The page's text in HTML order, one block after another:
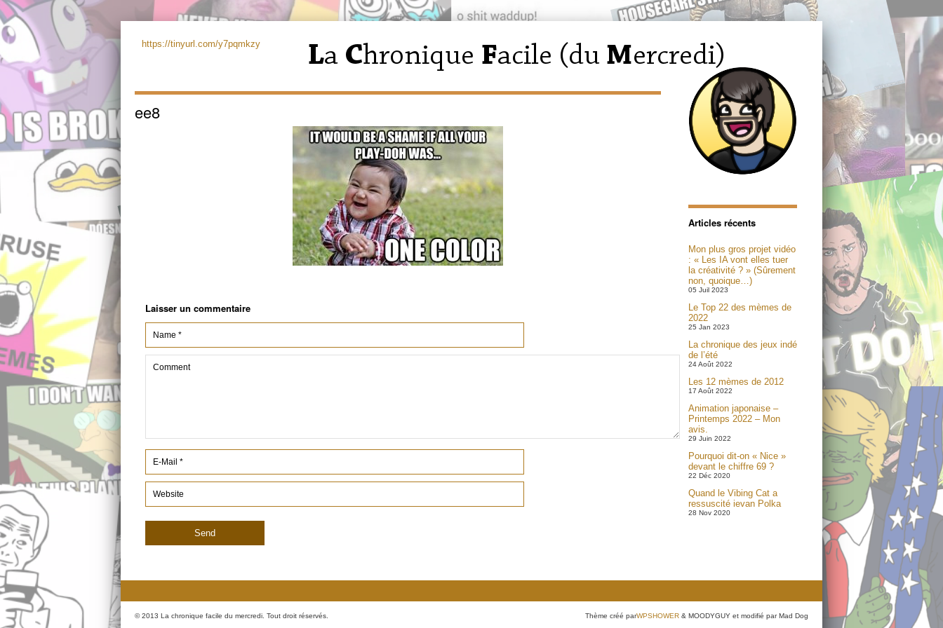
https://tinyurl.com/y7pqmkzy
ee8
Laisser un commentaire
Articles récents
Mon plus gros projet vidéo
: « Les IA vont elles tuer
la créativité ? » (Sûrement
non, quoique…)
05 Juil 2023
Le Top 22 des mèmes de
2022
25 Jan 2023
La chronique des jeux indé
de l’été
24 Août 2022
Les 12 mèmes de 2012
17 Août 2022
Animation japonaise –
Printemps 2022 – Mon
avis.
29 Juin 2022
Pourquoi dit-on « Nice »
devant le chiffre 69 ?
22 Déc 2020
Quand le Vibing Cat a
ressuscité ievan Polka
28 Nov 2020
© 2013 La chronique facile du mercredi. Tout droit réservés. Thème créé parWPSHOWER & MOODYGUY et modifié par Mad Dog